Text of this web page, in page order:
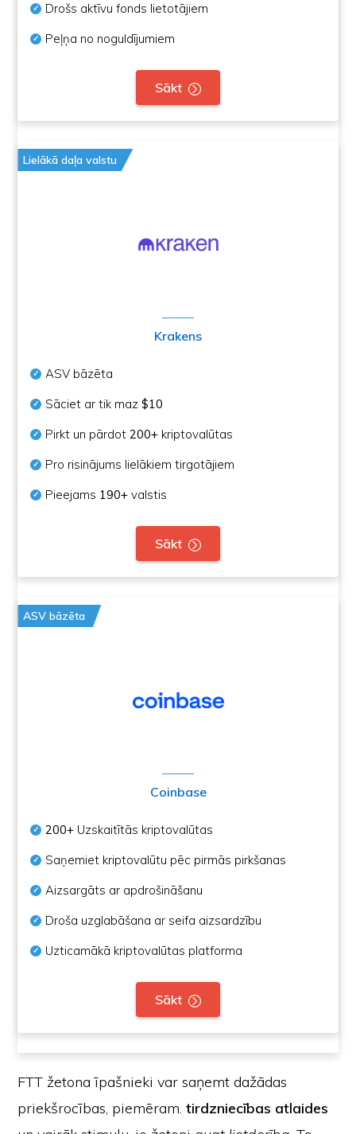
Drošs aktīvu fonds lietotājiem
Peļņa no noguldījumiem
Sākt
Lielākā daļa valstu
Krakens
ASV bāzēta
Sāciet ar tik maz$10
Pirkt un pārdot200+ kriptovalūtas
Pro risinājums lielākiem tirgotājiem
Pieejams 190+ valstis
Sākt
ASV bāzēta
Coinbase
200+ Uzskaitītās kriptovalūtas
Saņemiet kriptovalūtu pēc pirmās pirkšanas
Aizsargāts ar apdrošināšanu
Droša uzglabāšana ar seifa aizsardzību
Uzticamākā kriptovalūtas platforma
Sākt
FTT žetona īpašnieki var saņemt dažādas
priekšrocības, piemēram.tirdzniecības atlaides